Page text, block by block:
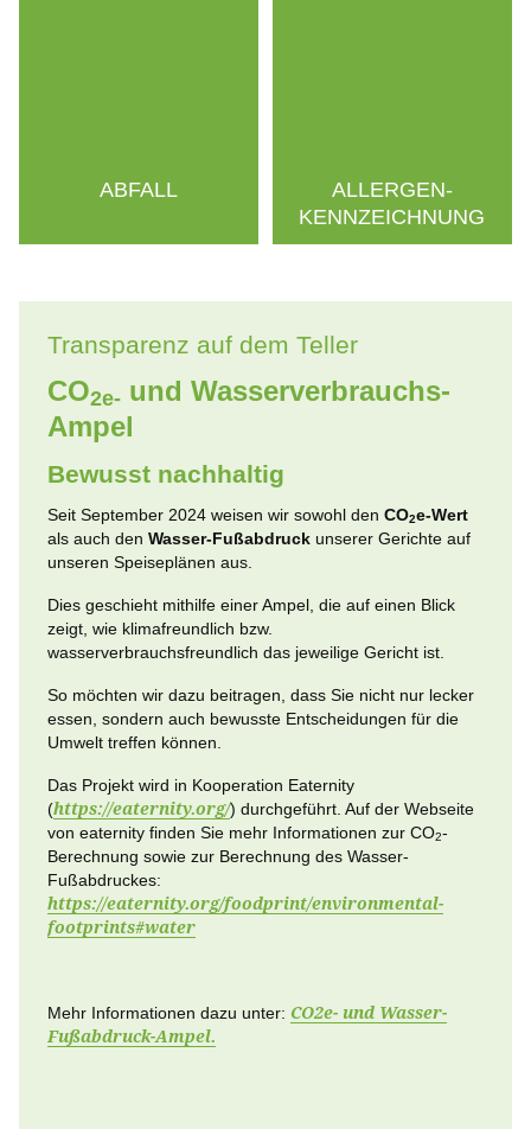
ABFALL
ALLERGEN­
KENNZEICHNUNG
Transparenz auf dem Teller
CO2e- und Wasserverbrauchs-
Ampel
Bewusst nachhaltig
Seit September 2024 weisen wir sowohl den CO2e-Wert
als auch den Wasser-Fußabdruck unserer Gerichte auf
unseren Speiseplänen aus.
Dies geschieht mithilfe einer Ampel, die auf einen Blick
zeigt, wie klimafreundlich bzw.
wasserverbrauchsfreundlich das jeweilige Gericht ist.
So möchten wir dazu beitragen, dass Sie nicht nur lecker
essen, sondern auch bewusste Entscheidungen für die
Umwelt treffen können.
Das Projekt wird in Kooperation Eaternity
(https://eaternity.org/) durchgeführt. Auf der Webseite
von eaternity finden Sie mehr Informationen zur CO2-
Berechnung sowie zur Berechnung des Wasser-
Fußabdruckes:
https://eaternity.org/foodprint/environmental-
footprints#water
Mehr Informationen dazu unter: CO2e- und Wasser-
Fußabdruck-Ampel.